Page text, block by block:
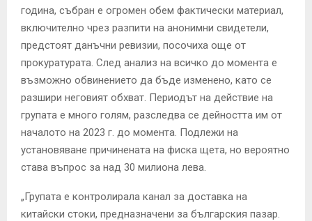
година, събран е огромен обем фактически материал,
включително чрез разпити на анонимни свидетели,
предстоят данъчни ревизии, посочиха още от
прокуратурата. След анализ на всичко до момента е
възможно обвинението да бъде изменено, като се
разшири неговият обхват. Периодът на действие на
групата е много голям, разследва се дейността им от
началото на 2023 г. до момента. Подлежи на
установяване причинената на фиска щета, но вероятно
става въпрос за над 30 милиона лева.
„Групата е контролирала канал за доставка на
китайски стоки, предназначени за българския пазар.